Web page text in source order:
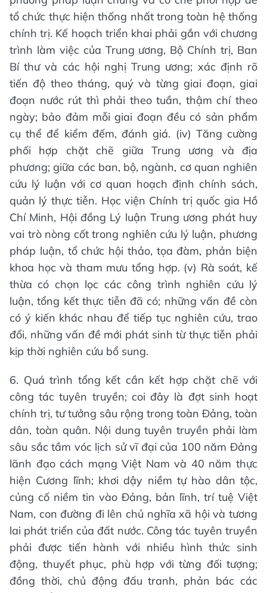
tổ chức thực hiện thống nhất trong toàn hệ thống
chính trị. Kế hoạch triển khai phải gắn với chương
trình làm việc của Trung ương, Bộ Chính trị, Ban
Bí thư và các hội nghị Trung ương; xác định rõ
tiến độ theo tháng, quý và từng giai đoạn, giai
đoạn nước rút thì phải theo tuần, thậm chí theo
ngày; bảo đảm mỗi giai đoạn đều có sản phẩm
cụ thể để kiểm đếm, đánh giá. (iv) Tăng cường
phối hợp chặt chẽ giữa Trung ương và địa
phương; giữa các ban, bộ, ngành, cơ quan nghiên
cứu lý luận với cơ quan hoạch định chính sách,
quản lý thực tiễn. Học viện Chính trị quốc gia Hồ
Chí Minh, Hội đồng Lý luận Trung ương phát huy
vai trò nòng cốt trong nghiên cứu lý luận, phương
pháp luận, tổ chức hội thảo, tọa đàm, phản biện
khoa học và tham mưu tổng hợp. (v) Rà soát, kế
thừa có chọn lọc các công trình nghiên cứu lý
luận, tổng kết thực tiễn đã có; những vấn đề còn
có ý kiến khác nhau để tiếp tục nghiên cứu, trao
đổi, những vấn đề mới phát sinh từ thực tiễn phải
kịp thời nghiên cứu bổ sung.
6. Quá trình tổng kết cần kết hợp chặt chẽ với
công tác tuyên truyền; coi đây là đợt sinh hoạt
chính trị, tư tưởng sâu rộng trong toàn Đảng, toàn
dân, toàn quân. Nội dung tuyên truyền phải làm
sâu sắc tầm vóc lịch sử vĩ đại của 100 năm Đảng
lãnh đạo cách mạng Việt Nam và 40 năm thực
hiện Cương lĩnh; khơi dậy niềm tự hào dân tộc,
củng cố niềm tin vào Đảng, bản lĩnh, trí tuệ Việt
Nam, con đường đi lên chủ nghĩa xã hội và tương
lai phát triển của đất nước. Công tác tuyên truyền
phải được tiến hành với nhiều hình thức sinh
động, thuyết phục, phù hợp với từng đối tượng;
đồng thời, chủ động đấu tranh, phản bác các